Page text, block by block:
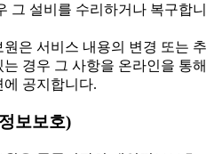
그 설비를 수리하거나 복구합니
은 서비스 내용의 변경 또는 추
는 경우 그 사항을 온라인을 통해
공지합니다.
보보호)